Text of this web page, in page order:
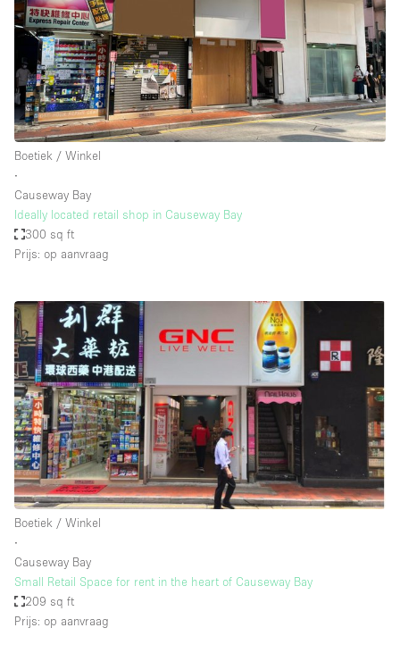
Boetiek / Winkel
∙
Causeway Bay
Ideally located retail shop in Causeway Bay
300 sq ft
Prijs: op aanvraag
Boetiek / Winkel
∙
Causeway Bay
Small Retail Space for rent in the heart of Causeway Bay
209 sq ft
Prijs: op aanvraag